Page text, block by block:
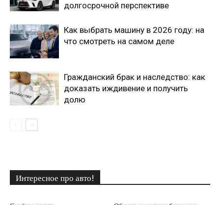
долгосрочной перспективе
Как выбрать машину в 2026 году: на
что смотреть на самом деле
Гражданский брак и наследство: как
доказать иждивение и получить
долю
Интересное про авто!